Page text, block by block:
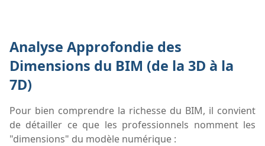
Analyse Approfondie des
Dimensions du BIM (de la 3D à la
7D)
Pour bien comprendre la richesse du BIM, il convient
de détailler ce que les professionnels nomment les
"dimensions" du modèle numérique :